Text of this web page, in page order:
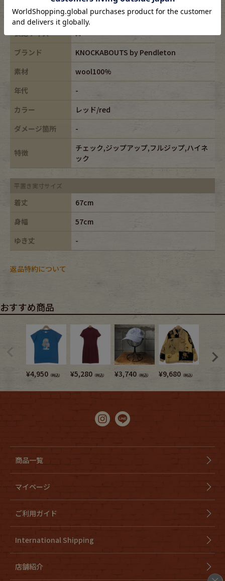
表記サイズ
M
ブランド
KNOCKABOUTS by Pendleton
素材
wool100%
年代
-
カラー
レッド/red
ダメージ箇所
-
特徴
チェック,ジップアップ,フルジップ,ハイネ
ック
平置き実寸サイズ
着丈
67cm
身幅
57cm
ゆき丈
-
返品特約について
おすすめ商品
¥4,950 （税込） ¥5,280 （税込） ¥3,740 （税込） ¥9,680 （税込）
商品一覧
マイページ
ご利用ガイド
International Shipping
店舗紹介